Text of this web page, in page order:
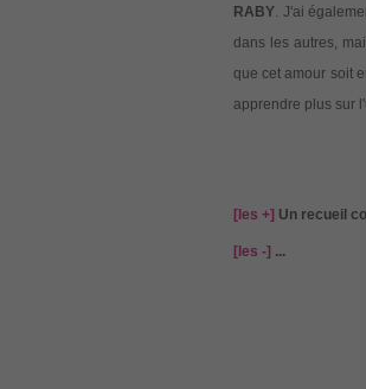
RABY. J'ai
dans les autres,
que cet amour soit
apprendre plus sur
[les +] Un recueil
[les -] ...